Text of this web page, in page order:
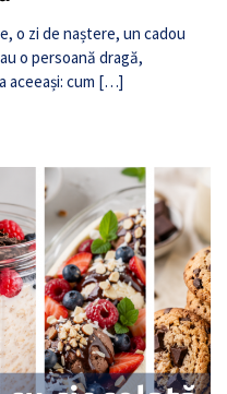
o zi de naștere, un cadou
o persoană dragă,
aceeași: cum […]